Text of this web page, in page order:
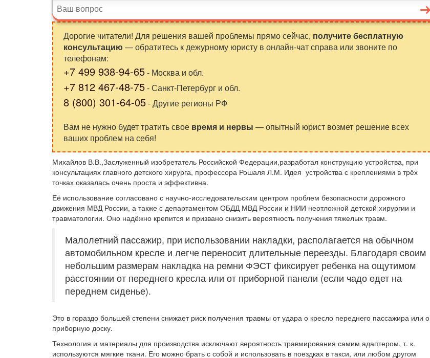
Дорогие читатели! Для решения вашей проблемы прямо сейчас, получите бесплатную
консультацию — обратитесь к дежурному юристу в онлайн-чат справа или звоните по
телефонам:
+7 499 938-94-65- Москва и обл.
+7 812 467-48-75- Санкт-Петербург и обл.
8 (800) 301-64-05- Другие регионы РФ
Вам не нужно будет тратить свое время и нервы — опытный юрист возмет решение всех
ваших проблем на себя!
Михайлов В.В.,Заслуженный изобретатель Российской Федерации,разработал конструкцию устройства, при
консультациях главного детского хирурга, профессора Рошаля Л.М. Идея устройства с креплениями в трёх
точках оказалась очень проста и эффективна.
Её использование согласовано с научно-исследовательским центром проблем безопасности дорожного
движения МВД России, а также с департаментом ОБДД МВД России и НИИ неотложной детской хирургии и
травматологии. Оно надёжно крепится и призвано снизить вероятность получения тяжелых травм.
Малолетний пассажир, при использовании накладки, располагается на обычном
автомобильном кресле и легче переносит длительные переезды. Благодаря своим
небольшим размерам накладка на ремни ФЭСТ фиксирует ребенка на ощутимом
расстоянии от переднего кресла или от приборной панели (если чадо едет на
переднем сиденье).
Это в гораздо большей степени снижает риск получения травмы от удара о кресло переднего пассажира или о
приборную доску.
Технология и материалы для производства исключают вероятность травмирования самим адаптером, т. к.
используются мягкие ткани. Его можно брать с собой и использовать в поездках в такси, или любом другом